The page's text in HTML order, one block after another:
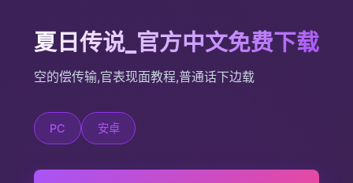
夏日传说_官方中文免费下载
空的偿传输,官表现面教程,普通话下边载
PC 安卓